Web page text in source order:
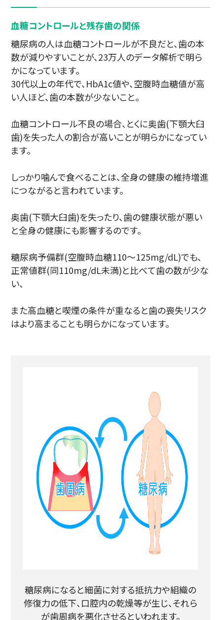
血糖コントロールと残存歯の関係
糖尿病の人は血糖コントロールが不良だと、歯の本
数が減りやすいことが、23万人のデータ解析で明ら
かになっています。
30代以上の年代で、HbA1c値や、空腹時血糖値が高
い人ほど、歯の本数が少ないこと。
血糖コントロール不良の場合、とくに奥歯(下顎大臼
歯)を失った人の割合が高いことが明らかになってい
ます。
しっかり噛んで食べることは、全身の健康の維持増進
につながると言われています。
奥歯(下顎大臼歯)を失ったり、歯の健康状態が悪い
と全身の健康にも影響するのです。
糖尿病予備群(空腹時血糖110～125mg/dL)でも、
正常値群(同110mg/dL未満)と比べて歯の数が少な
い、
また高血糖と喫煙の条件が重なると歯の喪失リスク
はより高まることも明らかになっています。
糖尿病になると細菌に対する抵抗力や組織の
修復力の低下、口腔内の乾燥等が生じ、それら
が歯周病を悪化させるといわれます。